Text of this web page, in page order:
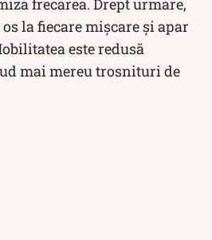
la fiecare mișcare și apar
este redusă
mai mereu trosnituri de